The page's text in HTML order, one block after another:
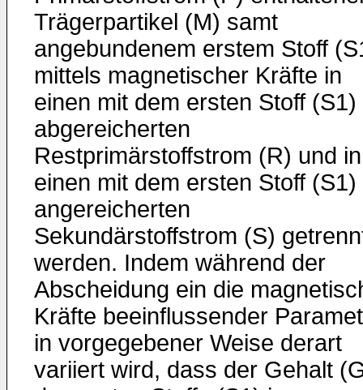
Trägerpartikel (M) samt
angebundenem erstem Stoff
mittels magnetischer Kräfte in
einen mit dem ersten Stoff (S1)
abgereicherten
Restprimärstoffstrom (R) und in
einen mit dem ersten Stoff (S1)
angereicherten
Sekundärstoffstrom (S)
werden. Indem während der
Abscheidung ein die
Kräfte beeinflussender
in vorgegebener Weise derart
variiert wird, dass der Gehalt